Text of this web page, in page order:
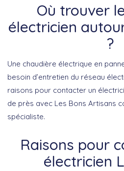
Où trouver
électricien
?
Une chaudière électrique en
besoin d’entretien du réseau
raisons pour contacter un
de près avec Les Bons Artisans
spécialiste.
Raisons pour
électricien